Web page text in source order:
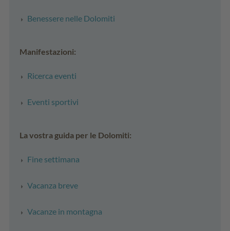
Benessere nelle Dolomiti
Manifestazioni:
Ricerca eventi
Eventi sportivi
La vostra guida per le Dolomiti:
Fine settimana
Vacanza breve
Vacanze in montagna